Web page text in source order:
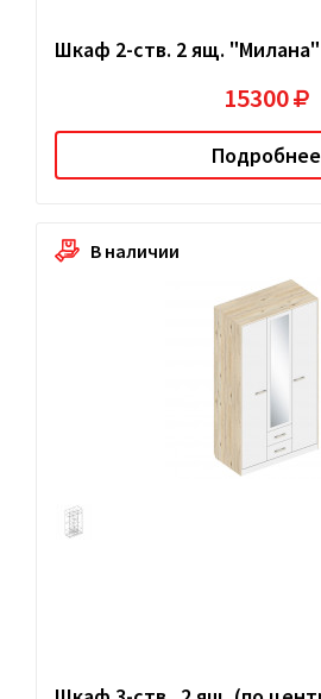
Шкаф 2-ств. 2 ящ. "Милана"
15300
Подробнее
В наличии